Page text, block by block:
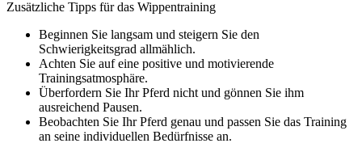
Zusätzliche Tipps für das Wippentraining
Beginnen Sie langsam und steigern Sie den
Schwierigkeitsgrad allmählich.
Achten Sie auf eine positive und motivierende
Trainingsatmosphäre.
Überfordern Sie Ihr Pferd nicht und gönnen Sie ihm
ausreichend Pausen.
Beobachten Sie Ihr Pferd genau und passen Sie das Training
an seine individuellen Bedürfnisse an.